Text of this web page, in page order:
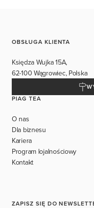
OBSŁUGA KLIENTA
Księdza Wujka 15A,
62-100 Wągrowiec, Polska
PIAG TEA
O nas
Dla biznesu
Kariera
Program lojalnościowy
Kontakt
ZAPISZ SIĘ DO